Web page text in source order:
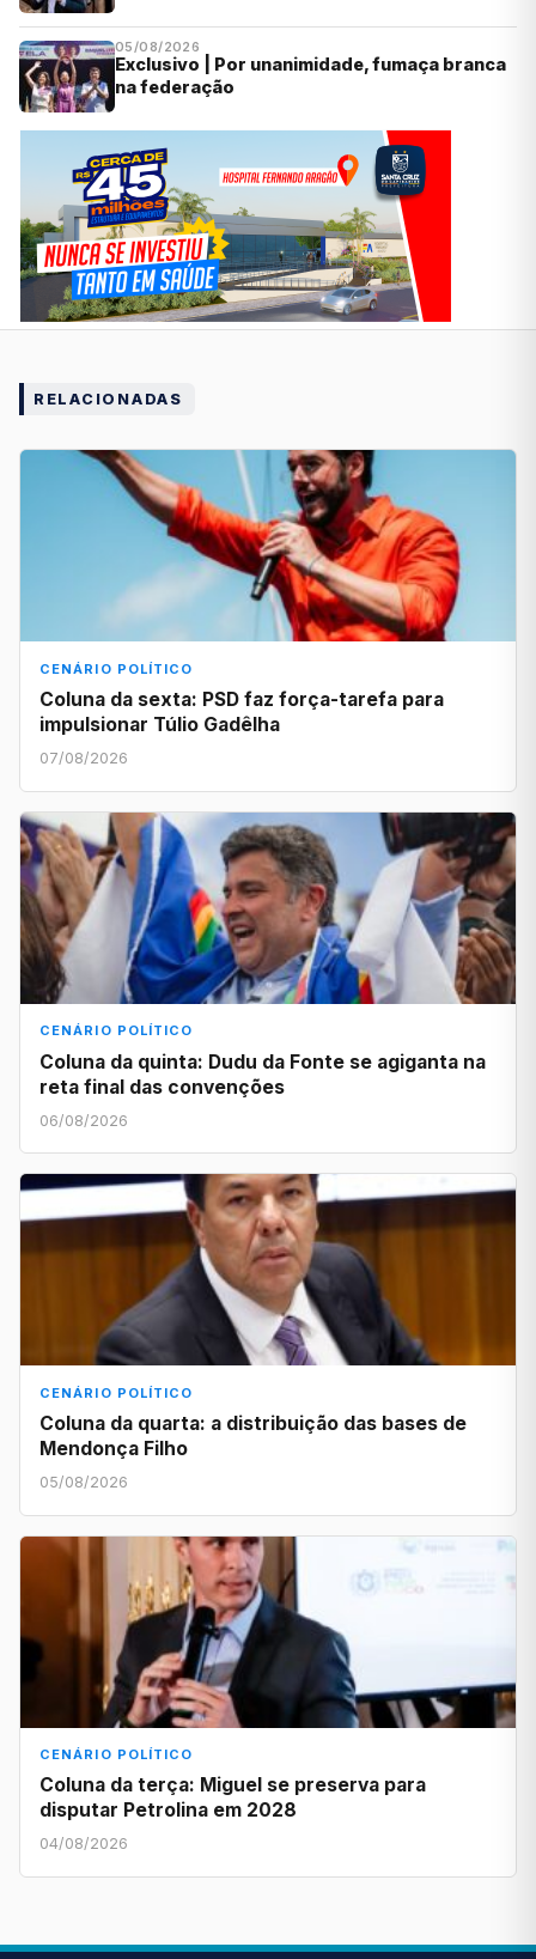
05/08/2026
Exclusivo | Por unanimidade, fumaça branca
na federação
RELACIONADAS
CENÁRIO POLÍTICO
Coluna da sexta: PSD faz força-tarefa para
impulsionar Túlio Gadêlha
07/08/2026
CENÁRIO POLÍTICO
Coluna da quinta: Dudu da Fonte se agiganta na
reta final das convenções
06/08/2026
CENÁRIO POLÍTICO
Coluna da quarta: a distribuição das bases de
Mendonça Filho
05/08/2026
CENÁRIO POLÍTICO
Coluna da terça: Miguel se preserva para
disputar Petrolina em 2028
04/08/2026